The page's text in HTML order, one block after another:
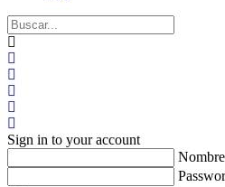
actualizaciones
baja
blog
In
Sign in to your account